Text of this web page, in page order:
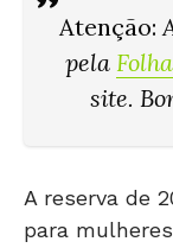
Atenção:
pela
site.
A reserva de
para